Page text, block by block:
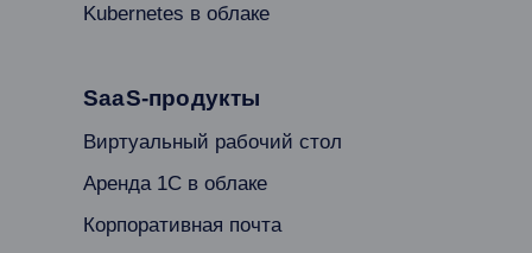
Kubernetes в облаке
SaaS-продукты
Виртуальный рабочий стол
Аренда 1С в облаке
Корпоративная почта